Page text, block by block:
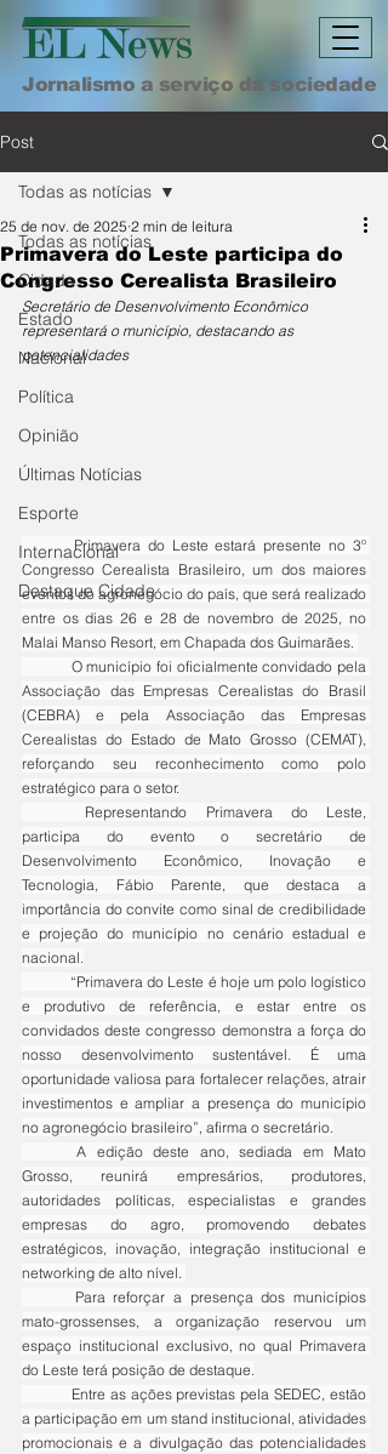
Jornalismo a serviço da sociedade
Post
Todas as notícias
Cidade
Estado
Nacional
Política
Opinião
Últimas Notícias
Esporte
Internacional
Destaque Cidade
Todas as notícias
Primavera do Leste participa do
Congresso Cerealista Brasileiro
25 de nov. de 2025 2 min de leitura
Secretário de Desenvolvimento Econômico
representará o município, destacando as
potencialidades
	Primavera do Leste estará presente no 3º
Congresso Cerealista Brasileiro, um dos maiores
eventos do agronegócio do país, que será realizado
entre os dias 26 e 28 de novembro de 2025, no
Malai Manso Resort, em Chapada dos Guimarães.
Associação das Empresas Cerealistas do Brasil
(CEBRA) e pela Associação das Empresas
Cerealistas do Estado de Mato Grosso (CEMAT),
reforçando seu reconhecimento como polo
estratégico para o setor.
participa do evento o secretário de
Desenvolvimento Econômico, Inovação e
Tecnologia, Fábio Parente, que destaca a
importância do convite como sinal de credibilidade
e projeção do município no cenário estadual e
nacional.
e produtivo de referência, e estar entre os
convidados deste congresso demonstra a força do
nosso desenvolvimento sustentável. É uma
oportunidade valiosa para fortalecer relações, atrair
investimentos e ampliar a presença do município
no agronegócio brasileiro”, afirma o secretário.
	A edição deste ano, sediada em Mato
Grosso, reunirá empresários, produtores,
autoridades políticas, especialistas e grandes
empresas do agro, promovendo debates
estratégicos, inovação, integração institucional e
networking de alto nível.
mato-grossenses, a organização reservou um
espaço institucional exclusivo, no qual Primavera
do Leste terá posição de destaque.
a participação em um stand institucional, atividades
promocionais e a divulgação das potencialidades